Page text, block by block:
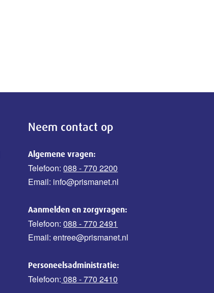
Neem contact op
Algemene vragen:
Telefoon:088 - 770 2200
Email: info@prismanet.nl
Aanmelden en zorgvragen:
Telefoon:088 - 770 2491
Email: entree@prismanet.nl
Personeelsadministratie:
Telefoon: 088 - 770 2410